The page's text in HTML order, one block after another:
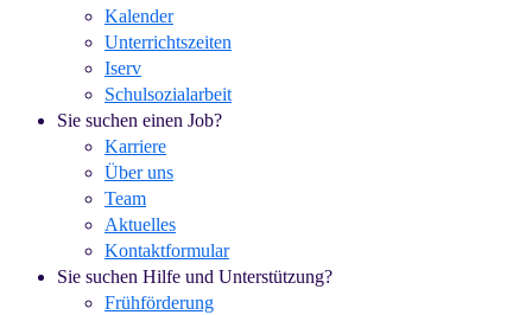
Kalender
Unterrichtszeiten
Iserv
Schulsozialarbeit
Sie suchen einen Job?
Karriere
Über uns
Team
Aktuelles
Kontaktformular
Sie suchen Hilfe und Unterstützung?
Frühförderung